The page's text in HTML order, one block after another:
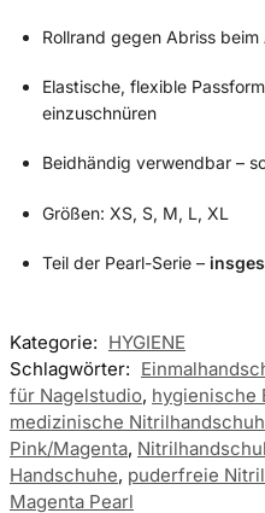
Rollrand gegen Abriss beim
Elastische, flexible
einzuschnüren
Beidhändig verwendbar –
Größen: XS, S, M, L, XL
Teil der Pearl-Serie –
Kategorie: HYGIENE
Schlagwörter:
für Nagelstudio, hygienische
medizinische
Pink/Magenta,
Handschuhe, puderfreie
Magenta Pearl